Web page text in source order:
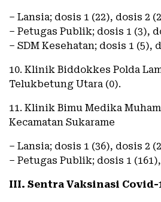
– Lansia; dosis 1 (22), dosis 2
– Petugas Publik; dosis 1 (3),
– SDM Kesehatan; dosis 1 (5),
10. Klinik Biddokkes Polda
Telukbetung Utara (0).
11. Klinik Bimu Medika
Kecamatan Sukarame
– Lansia; dosis 1 (36), dosis 2
– Petugas Publik; dosis 1
III. Sentra Vaksinasi Covid-